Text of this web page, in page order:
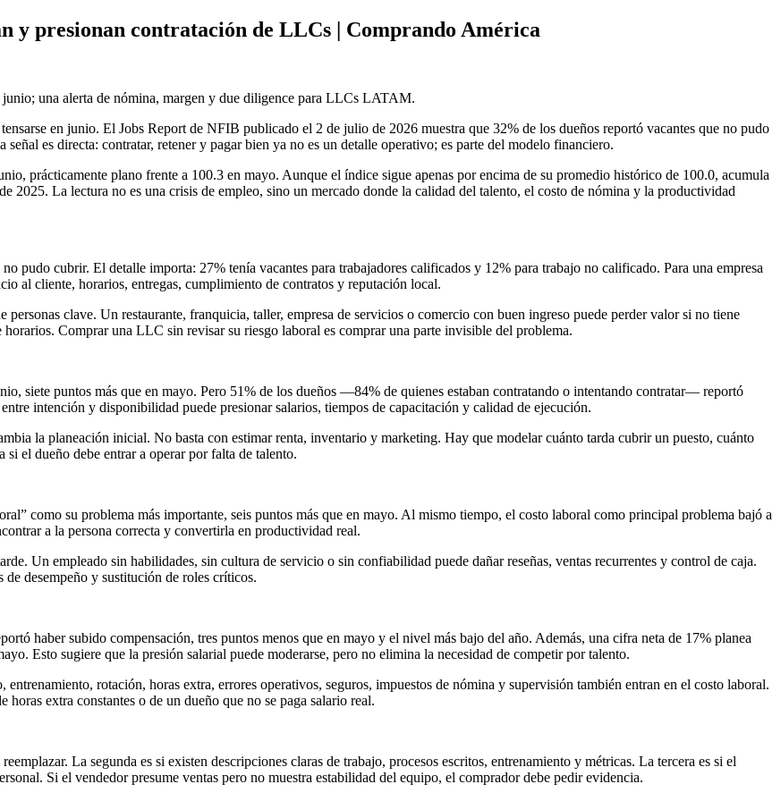
y presionan contratación de LLCs | Comprando América
una alerta de nómina, margen y due diligence para LLCs LATAM.
en junio. El Jobs Report de NFIB publicado el 2 de julio de 2026 muestra que 32% de los dueños reportó vacantes que no pudo
es directa: contratar, retener y pagar bien ya no es un detalle operativo; es parte del modelo financiero.
prácticamente plano frente a 100.3 en mayo. Aunque el índice sigue apenas por encima de su promedio histórico de 100.0, acumula
2025. La lectura no es una crisis de empleo, sino un mercado donde la calidad del talento, el costo de nómina y la productividad
pudo cubrir. El detalle importa: 27% tenía vacantes para trabajadores calificados y 12% para trabajo no calificado. Para una empresa
al cliente, horarios, entregas, cumplimiento de contratos y reputación local.
clave. Un restaurante, franquicia, taller, empresa de servicios o comercio con buen ingreso puede perder valor si no tiene
Comprar una LLC sin revisar su riesgo laboral es comprar una parte invisible del problema.
siete puntos más que en mayo. Pero 51% de los dueños —84% de quienes estaban contratando o intentando contratar— reportó
intención y disponibilidad puede presionar salarios, tiempos de capacitación y calidad de ejecución.
la planeación inicial. No basta con estimar renta, inventario y marketing. Hay que modelar cuánto tarda cubrir un puesto, cuánto
si el dueño debe entrar a operar por falta de talento.
como su problema más importante, seis puntos más que en mayo. Al mismo tiempo, el costo laboral como principal problema bajó a
a la persona correcta y convertirla en productividad real.
Un empleado sin habilidades, sin cultura de servicio o sin confiabilidad puede dañar reseñas, ventas recurrentes y control de caja.
desempeño y sustitución de roles críticos.
haber subido compensación, tres puntos menos que en mayo y el nivel más bajo del año. Además, una cifra neta de 17% planea
Esto sugiere que la presión salarial puede moderarse, pero no elimina la necesidad de competir por talento.
rotación, horas extra, errores operativos, seguros, impuestos de nómina y supervisión también entran en el costo laboral.
extra constantes o de un dueño que no se paga salario real.
La segunda es si existen descripciones claras de trabajo, procesos escritos, entrenamiento y métricas. La tercera es si el
Si el vendedor presume ventas pero no muestra estabilidad del equipo, el comprador debe pedir evidencia.